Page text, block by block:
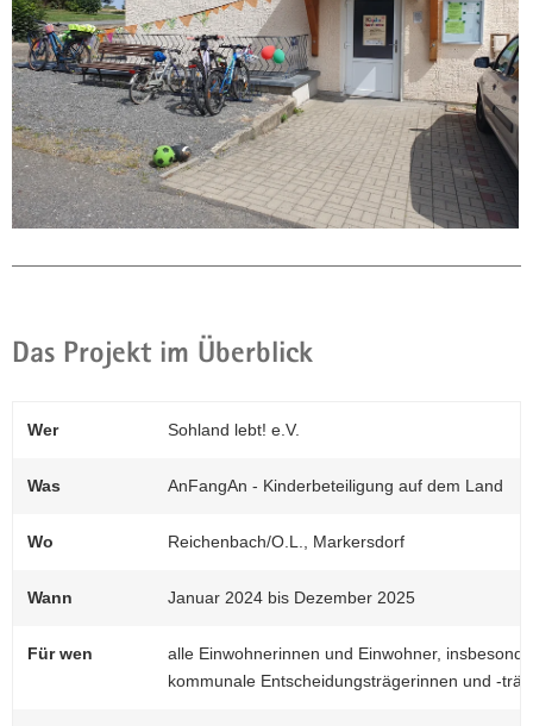
Das Projekt fördert die Partizipation der
drei Kinderräte gegründet und begleitet
Das Projekt im Überblick
Wer Sohland lebt! e.V.
Was AnFangAn - Kinderbeteiligung auf dem Land
Wo Reichenbach/O.L., Markersdorf
Wann Januar 2024 bis Dezember 2025
Für wen
alle Einwohnerinnen und Einwohner,
kommunale Entscheidungsträgerinnen und -